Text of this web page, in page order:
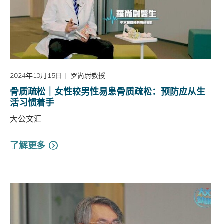
2024年10月15日 | 罗尚尉教授
骨质疏松｜女性较男性易患骨质疏松：预防应从生
活习惯着手
大公文汇
了解更多